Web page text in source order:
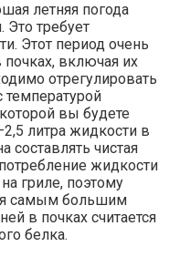
летняя погода
Это требует
Этот период очень
включая их
отрегулировать
температурой
вы будете
литра жидкости в
составлять чистая
жидкости
гриле, поэтому
самым большим
в почках считается
белка.